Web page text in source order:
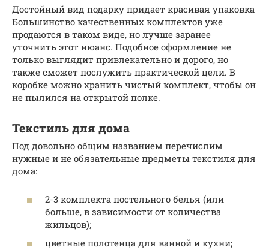
Достойный вид подарку придает красивая упаковка
Большинство качественных комплектов уже
продаются в таком виде, но лучше заранее
уточнить этот нюанс. Подобное оформление не
только выглядит привлекательно и дорого, но
также сможет послужить практической цели. В
коробке можно хранить чистый комплект, чтобы он
не пылился на открытой полке.
Текстиль для дома
Под довольно общим названием перечислим
нужные и не обязательные предметы текстиля для
дома:
2-3 комплекта постельного белья (или
больше, в зависимости от количества
жильцов);
цветные полотенца для ванной и кухни;